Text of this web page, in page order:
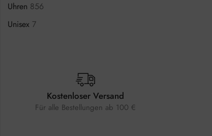
Uhren 856
Unisex 7
Kostenloser Versand
Für alle Bestellungen ab 100 €